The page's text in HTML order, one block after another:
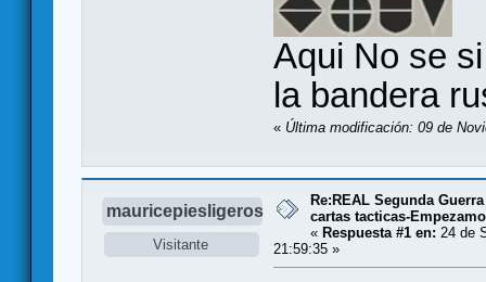
Aqui No se
la bandera
« Última modificación: 09 de
mauricepiesligeros
Visitante
Re:REAL Segunda
cartas tacticas-
« Respuesta #1 en: 24 de
21:59:35 »